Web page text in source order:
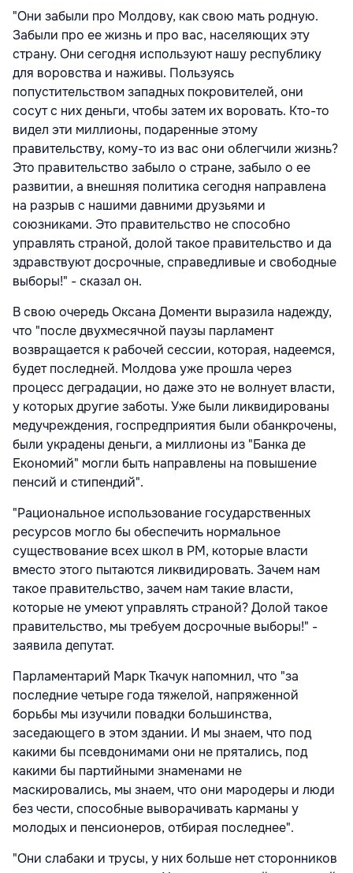
"Они забыли про Молдову, как свою мать родную.
Забыли про ее жизнь и про вас, населяющих эту
страну. Они сегодня используют нашу республику
для воровства и наживы. Пользуясь
попустительством западных покровителей, они
сосут с них деньги, чтобы затем их воровать. Кто-то
видел эти миллионы, подаренные этому
правительству, кому-то из вас они облегчили жизнь?
Это правительство забыло о стране, забыло о ее
развитии, а внешняя политика сегодня направлена
на разрыв с нашими давними друзьями и
союзниками. Это правительство не способно
управлять страной, долой такое правительство и да
здравствуют досрочные, справедливые и свободные
выборы!" - сказал он.
В свою очередь Оксана Доменти выразила надежду,
что "после двухмесячной паузы парламент
возвращается к рабочей сессии, которая, надеемся,
будет последней. Молдова уже прошла через
процесс деградации, но даже это не волнует власти,
у которых другие заботы. Уже были ликвидированы
медучреждения, госпредприятия были обанкрочены,
были украдены деньги, а миллионы из "Банка де
Економий" могли быть направлены на повышение
пенсий и стипендий".
"Рациональное использование государственных
ресурсов могло бы обеспечить нормальное
существование всех школ в РМ, которые власти
вместо этого пытаются ликвидировать. Зачем нам
такое правительство, зачем нам такие власти,
которые не умеют управлять страной? Долой такое
правительство, мы требуем досрочные выборы!" -
заявила депутат.
Парламентарий Марк Ткачук напомнил, что "за
последние четыре года тяжелой, напряженной
борьбы мы изучили повадки большинства,
заседающего в этом здании. И мы знаем, что под
какими бы псевдонимами они не прятались, под
какими бы партийными знаменами не
маскировались, мы знаем, что они мародеры и люди
без чести, способные выворачивать карманы у
молодых и пенсионеров, отбирая последнее".
"Они слабаки и трусы, у них больше нет сторонников